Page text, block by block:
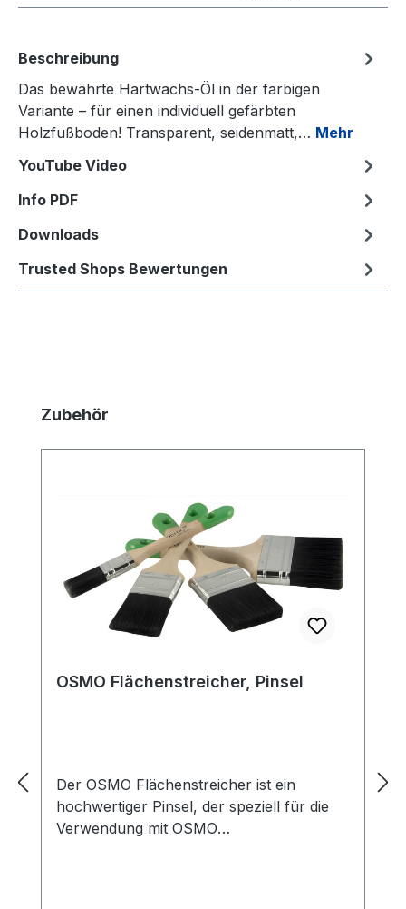
Beschreibung
Das bewährte Hartwachs-Öl in der farbigen
Variante – für einen individuell gefärbten
Holzfußboden! Transparent, seidenmatt,… Mehr
YouTube Video
Info PDF
Downloads
Trusted Shops Bewertungen
Produktgalerie überspringen
Zubehör
OSMO Flächenstreicher, Pinsel
Der OSMO Flächenstreicher ist ein
hochwertiger Pinsel, der speziell für die
Verwendung mit OSMO